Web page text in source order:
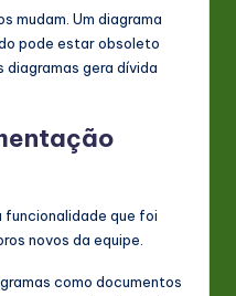
mudam. Um diagrama
pode estar obsoleto
diagramas gera dívida
funcionalidade que foi
novos da equipe.
como documentos